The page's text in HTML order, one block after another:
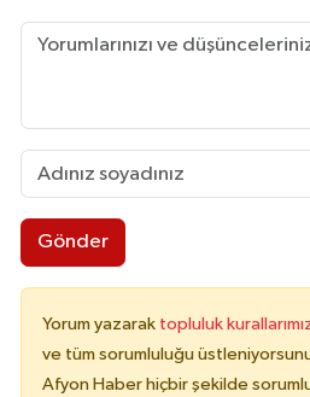
Gönder
Yorum yazarak topluluk
ve tüm sorumluluğu
Afyon Haber hiçbir şekilde